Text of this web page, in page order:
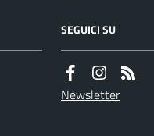
SEGUICI SU
Newsletter